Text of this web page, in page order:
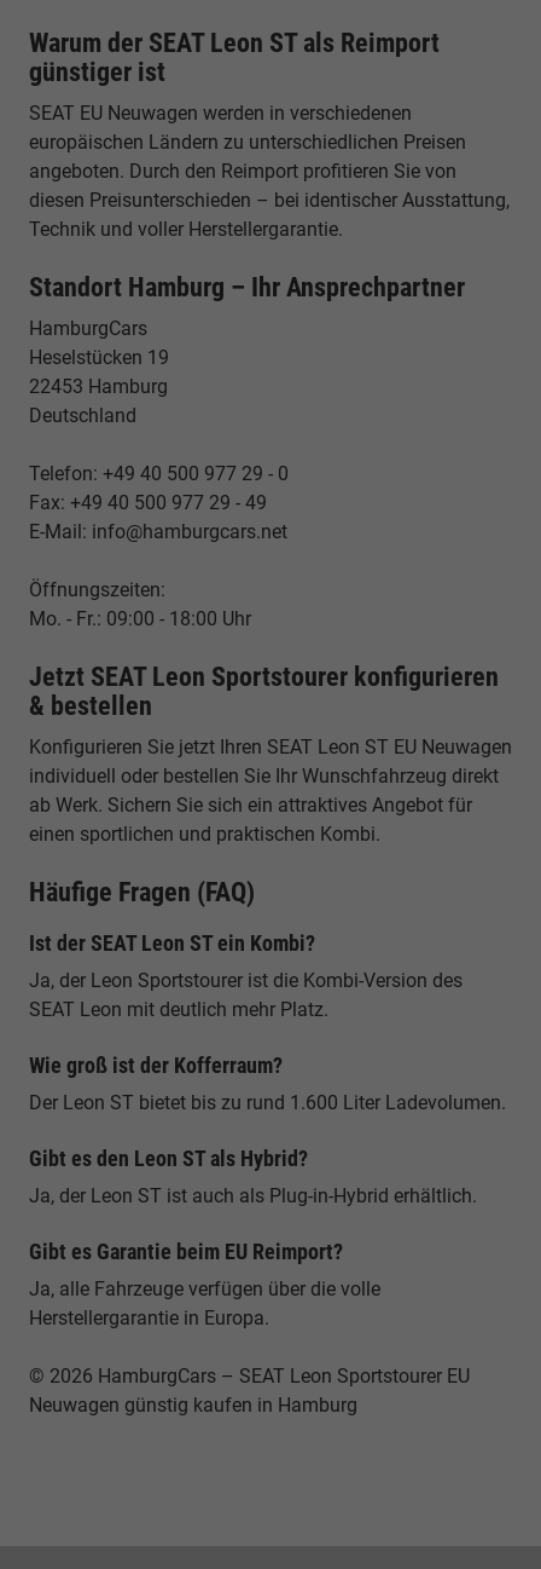
Warum der SEAT Leon ST als Reimport
günstiger ist
SEAT EU Neuwagen werden in verschiedenen
europäischen Ländern zu unterschiedlichen Preisen
angeboten. Durch den Reimport profitieren Sie von
diesen Preisunterschieden – bei identischer Ausstattung,
Technik und voller Herstellergarantie.
Standort Hamburg – Ihr Ansprechpartner
HamburgCars
Heselstücken 19
22453 Hamburg
Deutschland
Telefon: +49 40 500 977 29 - 0
Fax: +49 40 500 977 29 - 49
E-Mail: info@hamburgcars.net
Öffnungszeiten:
Mo. - Fr.: 09:00 - 18:00 Uhr
Jetzt SEAT Leon Sportstourer konfigurieren
& bestellen
Konfigurieren Sie jetzt Ihren SEAT Leon ST EU Neuwagen
individuell oder bestellen Sie Ihr Wunschfahrzeug direkt
ab Werk. Sichern Sie sich ein attraktives Angebot für
einen sportlichen und praktischen Kombi.
Häufige Fragen (FAQ)
Ist der SEAT Leon ST ein Kombi?
Ja, der Leon Sportstourer ist die Kombi-Version des
SEAT Leon mit deutlich mehr Platz.
Wie groß ist der Kofferraum?
Der Leon ST bietet bis zu rund 1.600 Liter Ladevolumen.
Gibt es den Leon ST als Hybrid?
Ja, der Leon ST ist auch als Plug-in-Hybrid erhältlich.
Gibt es Garantie beim EU Reimport?
Ja, alle Fahrzeuge verfügen über die volle
Herstellergarantie in Europa.
© 2026 HamburgCars – SEAT Leon Sportstourer EU
Neuwagen günstig kaufen in Hamburg